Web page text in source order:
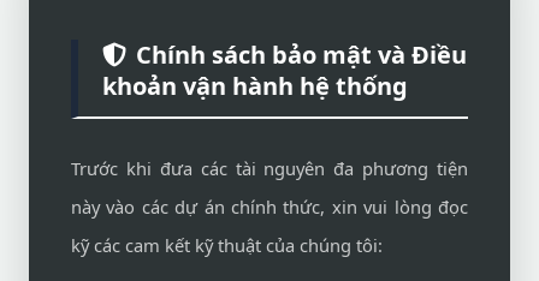
Chính sách bảo mật và Điều
khoản vận hành hệ thống
Trước khi đưa các tài nguyên đa phương tiện
này vào các dự án chính thức, xin vui lòng đọc
kỹ các cam kết kỹ thuật của chúng tôi: